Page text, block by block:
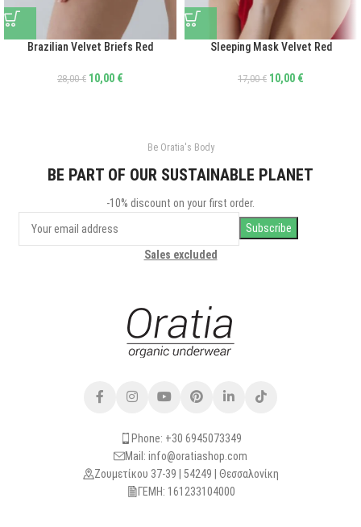
Brazilian Velvet Briefs Red
28,00€ 10,00 €
Sleeping Mask Velvet Red
17,00€ 10,00 €
Be Oratia's Body
BE PART OF OUR SUSTAINABLE PLANET
-10% discount on your first order.
Sales excluded
Phone: +30 6945073349
Mail: info@oratiashop.com
Ζουμετίκου 37-39 | 54249 | Θεσσαλονίκη
ΓΕΜΗ: 161233104000